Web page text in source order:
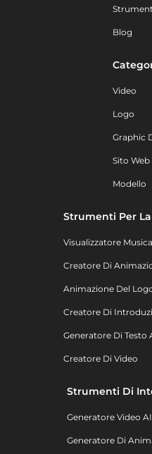
Blog
Video
Logo
Graphic
Sito Web
Modello
Strumenti Per
Visualizzatore
Creatore Di
Animazione Del
Creatore Di
Generatore Di Testo
Creatore Di Video
Strumenti Di
Generatore Video AI
Generatore Di